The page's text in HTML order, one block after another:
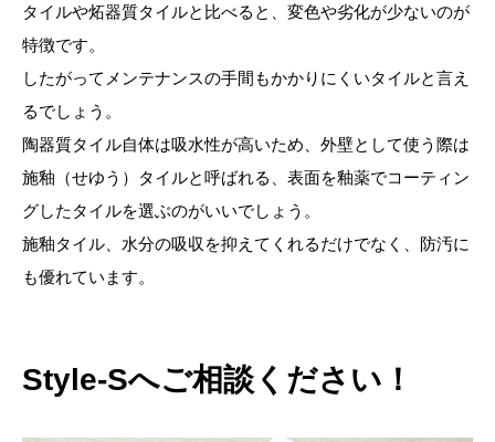
タイルや炻器質タイルと比べると、変色や劣化が少ないのが
特徴です。
したがってメンテナンスの手間もかかりにくいタイルと言え
るでしょう。
陶器質タイル自体は吸水性が高いため、外壁として使う際は
施釉（せゆう）タイルと呼ばれる、表面を釉薬でコーティン
グしたタイルを選ぶのがいいでしょう。
施釉タイル、水分の吸収を抑えてくれるだけでなく、防汚に
も優れています。
Style-Sへご相談ください！